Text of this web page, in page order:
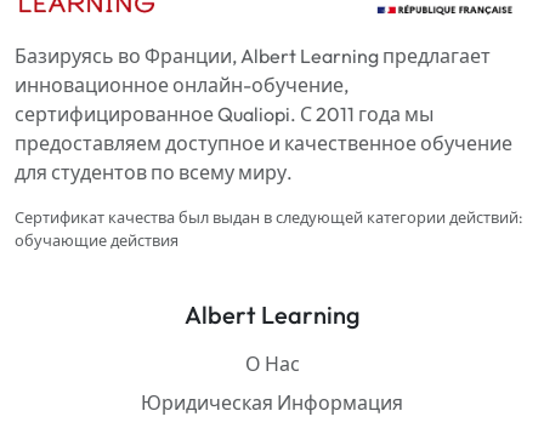
Базируясь во Франции, Albert Learning предлагает
инновационное онлайн-обучение,
сертифицированное Qualiopi. С 2011 года мы
предоставляем доступное и качественное обучение
для студентов по всему миру.
Сертификат качества был выдан в следующей категории действий:
обучающие действия
Albert Learning
О Нас
Юридическая Информация